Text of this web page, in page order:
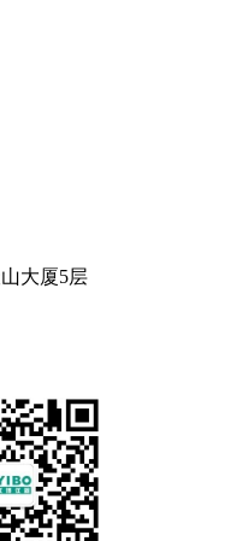
大厦5层